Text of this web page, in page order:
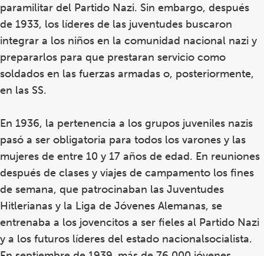
paramilitar del Partido Nazi. Sin embargo, después
de 1933, los líderes de las juventudes buscaron
integrar a los niños en la comunidad nacional nazi y
prepararlos para que prestaran servicio como
soldados en las fuerzas armadas o, posteriormente,
en las SS.
En 1936, la pertenencia a los grupos juveniles nazis
pasó a ser obligatoria para todos los varones y las
mujeres de entre 10 y 17 años de edad. En reuniones
después de clases y viajes de campamento los fines
de semana, que patrocinaban las Juventudes
Hitlerianas y la Liga de Jóvenes Alemanas, se
entrenaba a los jovencitos a ser fieles al Partido Nazi
y a los futuros líderes del estado nacionalsocialista.